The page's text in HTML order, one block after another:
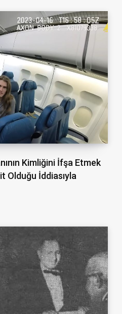
Kimliğini İfşa Etmek
Olduğu İddiasıyla